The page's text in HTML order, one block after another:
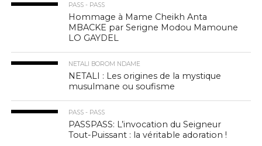
PASS - PASS
Hommage à Mame Cheikh Anta
MBACKE par Serigne Modou Mamoune
LO GAYDEL
NETALI BOROM NDAME
NETALI : Les origines de la mystique
musulmane ou soufisme
PASS - PASS
PASSPASS: L’invocation du Seigneur
Tout-Puissant : la véritable adoration !